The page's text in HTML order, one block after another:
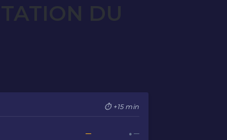
DU
⏱ +15 min
— ● —